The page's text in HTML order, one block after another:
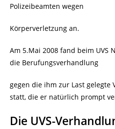
Polizeibeamten wegen
Körperverletzung an.
Am 5.Mai 2008 fand beim UVS
die Berufungsverhandlung
gegen die ihm zur Last
statt, die er natürlich prompt
Die UVS-